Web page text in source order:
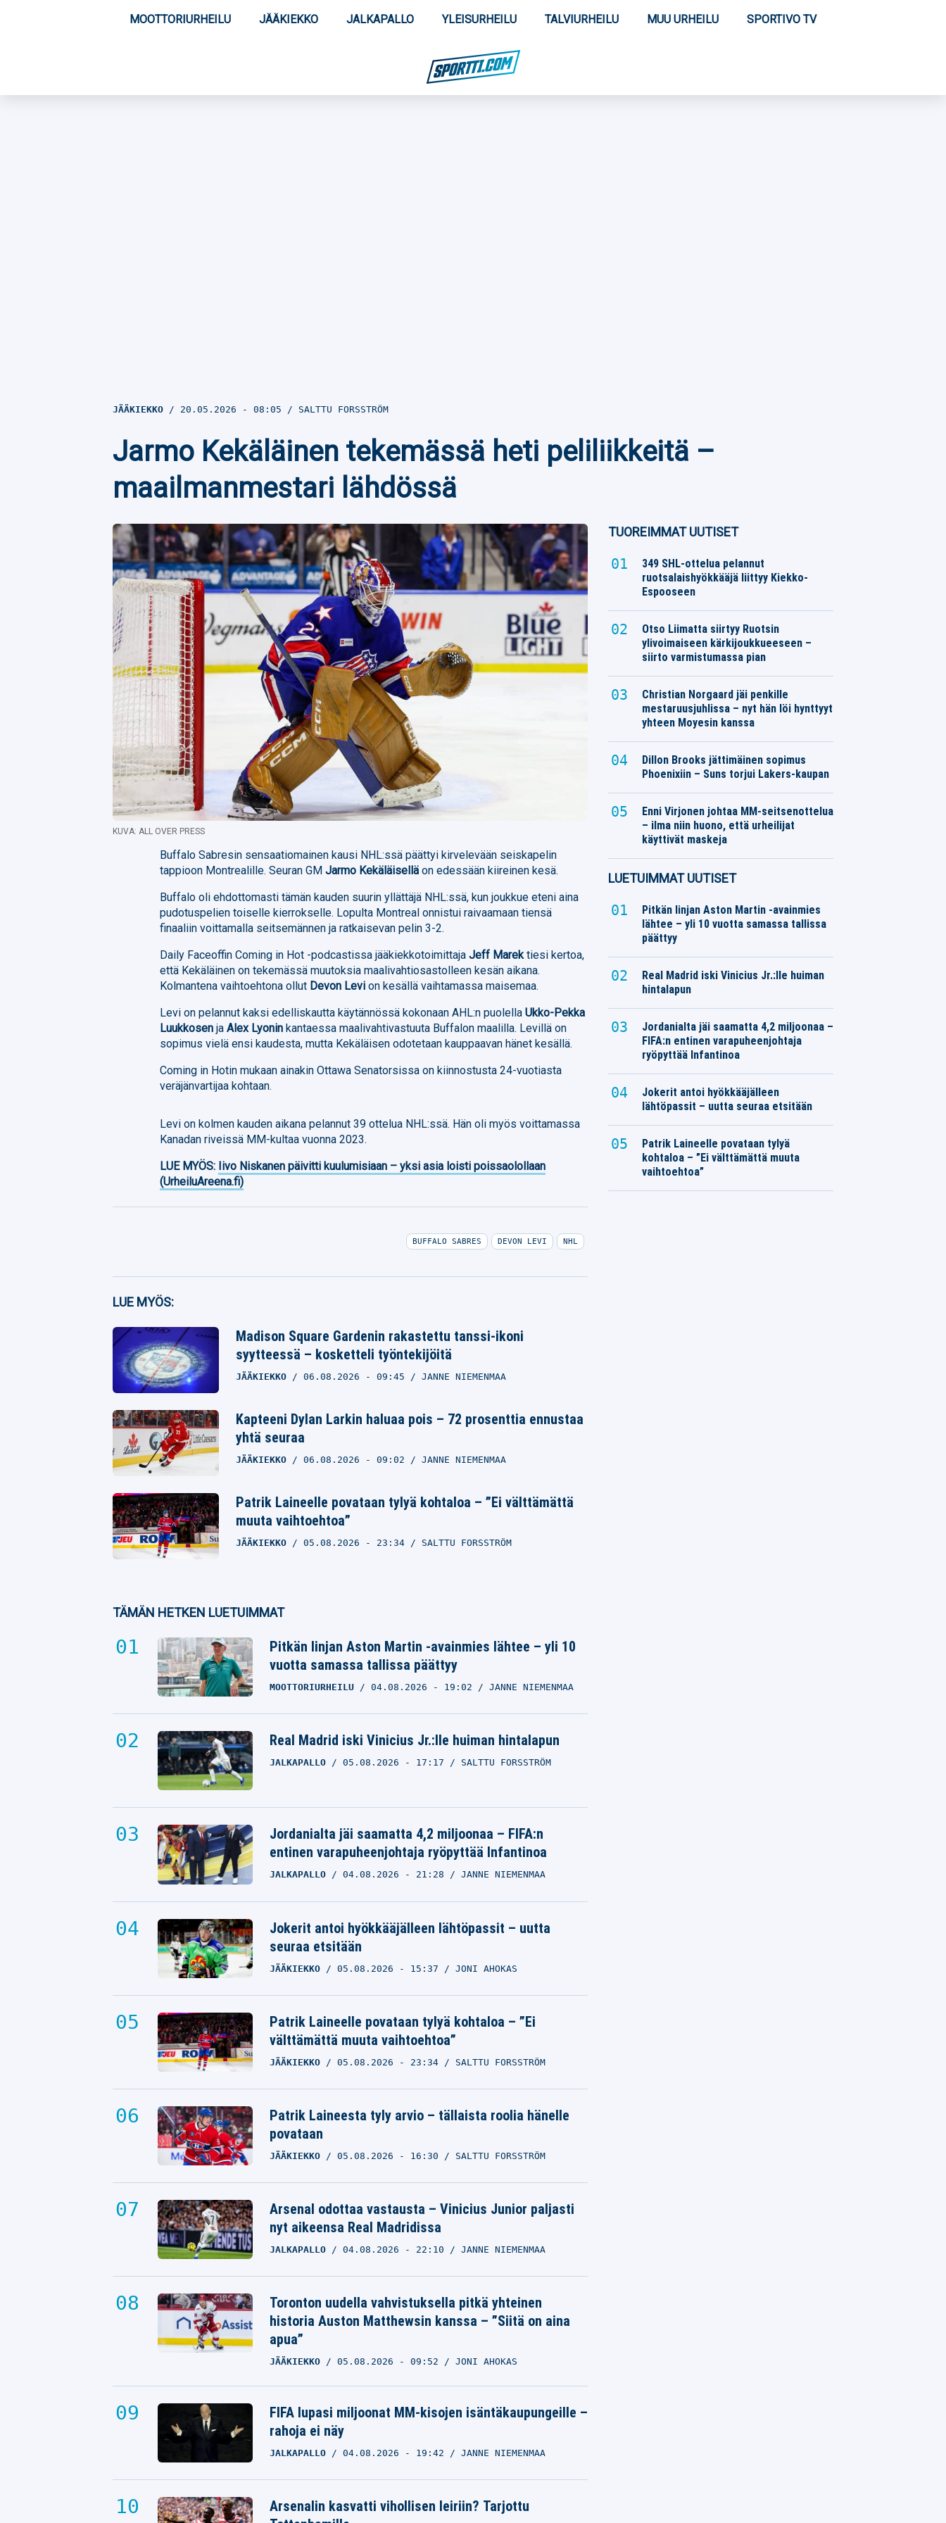
MOOTTORIURHEILU JÄÄKIEKKO JALKAPALLO YLEISURHEILU TALVIURHEILU MUU URHEILU SPORTIVO TV
JÄÄKIEKKO 20.05.2026 - 08:05 SALTTU FORSSTRÖM
Jarmo Kekäläinen tekemässä heti peliliikkeitä –
maailmanmestari lähdössä
KUVA: ALL OVER PRESS
Buffalo Sabresin sensaatiomainen kausi NHL:ssä päättyi kirvelevään seiskapelin
tappioon Montrealille. Seuran GMJarmo Kekäläisellä on edessään kiireinen kesä.
Buffalo oli ehdottomasti tämän kauden suurin yllättäjä NHL:ssä, kun joukkue eteni aina
pudotuspelien toiselle kierrokselle. Lopulta Montreal onnistui raivaamaan tiensä
finaaliin voittamalla seitsemännen ja ratkaisevan pelin 3-2.
Daily Faceoffin Coming in Hot -podcastissa jääkiekkotoimittajaJeff Marek tiesi kertoa,
että Kekäläinen on tekemässä muutoksia maalivahtiosastolleen kesän aikana.
Kolmantena vaihtoehtona ollut Devon Levi on kesällä vaihtamassa maisemaa.
Levi on pelannut kaksi edelliskautta käytännössä kokonaan AHL:n puolellaUkko-Pekka
LuukkosenjaAlex Lyonin kantaessa maalivahtivastuuta Buffalon maalilla. Levillä on
sopimus vielä ensi kaudesta, mutta Kekäläisen odotetaan kauppaavan hänet kesällä.
Coming in Hotin mukaan ainakin Ottawa Senatorsissa on kiinnostusta 24-vuotiasta
veräjänvartijaa kohtaan.
Levi on kolmen kauden aikana pelannut 39 ottelua NHL:ssä. Hän oli myös voittamassa
Kanadan riveissä MM-kultaa vuonna 2023.
LUE MYÖS: Iivo Niskanen päivitti kuulumisiaan – yksi asia loisti poissaolollaan
(UrheiluAreena.fi)
Facebook
Twitter
Whatsapp
BUFFALO SABRES DEVON LEVI NHL
LUE MYÖS:
Madison Square Gardenin rakastettu tanssi-ikoni
syytteessä – kosketteli työntekijöitä
JÄÄKIEKKO 06.08.2026 - 09:45 JANNE NIEMENMAA
Kapteeni Dylan Larkin haluaa pois – 72 prosenttia ennustaa
yhtä seuraa
JÄÄKIEKKO 06.08.2026 - 09:02 JANNE NIEMENMAA
Patrik Laineelle povataan tylyä kohtaloa – ”Ei välttämättä
muuta vaihtoehtoa”
JÄÄKIEKKO 05.08.2026 - 23:34 SALTTU FORSSTRÖM
TÄMÄN HETKEN LUETUIMMAT
Pitkän linjan Aston Martin -avainmies lähtee – yli 10
vuotta samassa tallissa päättyy
MOOTTORIURHEILU 04.08.2026 - 19:02 JANNE NIEMENMAA
Real Madrid iski Vinicius Jr.:lle huiman hintalapun
JALKAPALLO 05.08.2026 - 17:17 SALTTU FORSSTRÖM
Jordanialta jäi saamatta 4,2 miljoonaa – FIFA:n
entinen varapuheenjohtaja ryöpyttää Infantinoa
JALKAPALLO 04.08.2026 - 21:28 JANNE NIEMENMAA
Jokerit antoi hyökkääjälleen lähtöpassit – uutta
seuraa etsitään
JÄÄKIEKKO 05.08.2026 - 15:37 JONI AHOKAS
Patrik Laineelle povataan tylyä kohtaloa – ”Ei
välttämättä muuta vaihtoehtoa”
JÄÄKIEKKO 05.08.2026 - 23:34 SALTTU FORSSTRÖM
Patrik Laineesta tyly arvio – tällaista roolia hänelle
povataan
JÄÄKIEKKO 05.08.2026 - 16:30 SALTTU FORSSTRÖM
Arsenal odottaa vastausta – Vinicius Junior paljasti
nyt aikeensa Real Madridissa
JALKAPALLO 04.08.2026 - 22:10 JANNE NIEMENMAA
Toronton uudella vahvistuksella pitkä yhteinen
historia Auston Matthewsin kanssa – ”Siitä on aina
apua”
JÄÄKIEKKO 05.08.2026 - 09:52 JONI AHOKAS
FIFA lupasi miljoonat MM-kisojen isäntäkaupungeille –
rahoja ei näy
JALKAPALLO 04.08.2026 - 19:42 JANNE NIEMENMAA
Arsenalin kasvatti vihollisen leiriin? Tarjottu
TUOREIMMAT UUTISET
349 SHL-ottelua pelannut
ruotsalaishyökkääjä liittyy Kiekko-
Espooseen
Otso Liimatta siirtyy Ruotsin
ylivoimaiseen kärkijoukkueeseen –
siirto varmistumassa pian
Christian Norgaard jäi penkille
mestaruusjuhlissa – nyt hän löi hynttyyt
yhteen Moyesin kanssa
Dillon Brooks jättimäinen sopimus
Phoenixiin – Suns torjui Lakers-kaupan
Enni Virjonen johtaa MM-seitsenottelua
– ilma niin huono, että urheilijat
käyttivät maskeja
LUETUIMMAT UUTISET
Pitkän linjan Aston Martin -avainmies
lähtee – yli 10 vuotta samassa tallissa
päättyy
Real Madrid iski Vinicius Jr.:lle huiman
hintalapun
Jordanialta jäi saamatta 4,2 miljoonaa –
FIFA:n entinen varapuheenjohtaja
ryöpyttää Infantinoa
Jokerit antoi hyökkääjälleen
lähtöpassit – uutta seuraa etsitään
Patrik Laineelle povataan tylyä
kohtaloa – ”Ei välttämättä muuta
vaihtoehtoa”